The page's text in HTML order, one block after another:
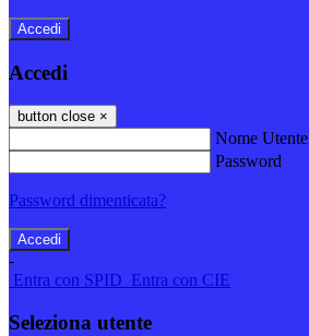
Accedi
Accedi
button close ×
Nome Utente
Password
Password dimenticata?
-
Entra con SPID Entra con CIE
Seleziona utente